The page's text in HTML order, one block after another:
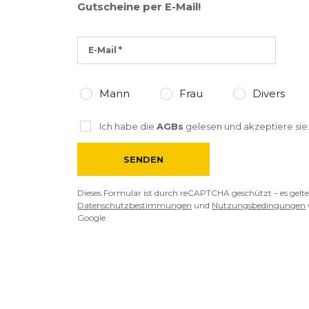
Gutscheine per E-Mail!
E-Mail
Mann Frau Divers
Ich habe die AGBs gelesen und akzeptiere sie.
SENDEN
Dieses Formular ist durch reCAPTCHA geschützt – es
Datenschutzbestimmungen und Nutzungsbedingungen
Google.